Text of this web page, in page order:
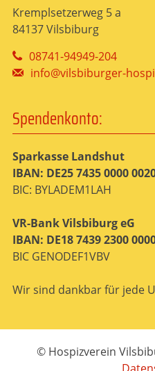
Kremplsetzerweg 5 a
84137 Vilsbiburg
08741-94949-204
info@vilsbiburger-
Spendenkonto:
Sparkasse Landshut
IBAN: DE25 7435 0000
BIC: BYLADEM1LAH
VR-Bank Vilsbiburg eG
IBAN: DE18 7439 2300
BIC GENODEF1VBV
Wir sind dankbar für jede
© Hospizverein